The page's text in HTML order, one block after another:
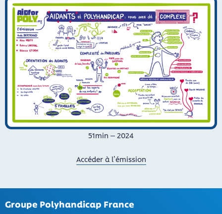
51min – 2024
Accéder à l’émission
Groupe Polyhandicap France